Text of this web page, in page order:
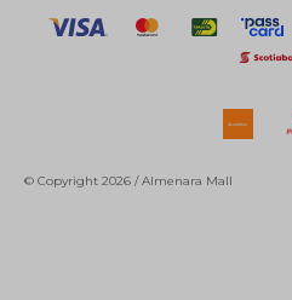
© Copyright 2026 / Almenara Mall